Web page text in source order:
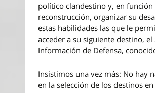
político clandestino y, en función
reconstrucción, organizar su
estas habilidades las que le
acceder a su siguiente destino, el
Información de Defensa,
Insistimos una vez más: No hay
en la selección de los destinos